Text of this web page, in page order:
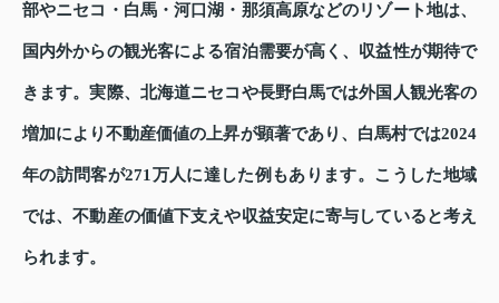
部やニセコ・白馬・河口湖・那須高原などのリゾート地は、
国内外からの観光客による宿泊需要が高く、収益性が期待で
きます。実際、北海道ニセコや長野白馬では外国人観光客の
増加により不動産価値の上昇が顕著であり、白馬村では2024
年の訪問客が271万人に達した例もあります。こうした地域
では、不動産の価値下支えや収益安定に寄与していると考え
られます。